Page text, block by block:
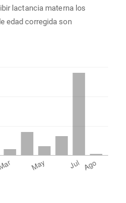
lactancia materna los
edad corregida son